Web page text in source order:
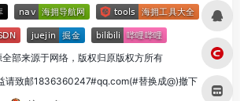
部来源于网络，版权归原版权方所有
请致邮1836360247#qq.com(#替换成@)撤下